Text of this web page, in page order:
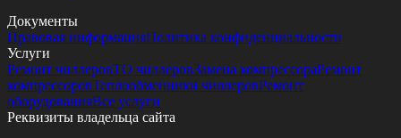
Документы
Правовая информацияПолитика конфиденциальности
Услуги
Ремонт чиллеровТО чиллеровЗамена компрессораРемонт
компрессоровТеплообменники чиллеровРемонт
оборудованияВсе услуги
Реквизиты владельца сайта